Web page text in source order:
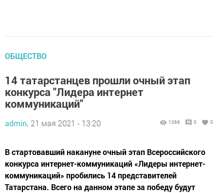
ОБЩЕСТВО
14 татарстанцев прошли очный этап
конкурса "Лидера интернет
коммуникаций"
admin, 21 мая 2021 - 13:20 1066 0 0
В стартовавший накануне очный этап Всероссийского
конкурса интернет-коммуникаций «Лидеры интернет-
коммуникаций» пробились 14 представителей
Татарстана. Всего на данном этапе за победу будут